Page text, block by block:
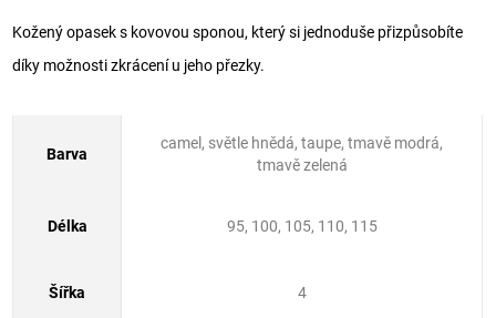
Kožený opasek s kovovou sponou, který si jednoduše přizpůsobíte
díky možnosti zkrácení u jeho přezky.
Barva
camel, světle hnědá, taupe, tmavě modrá,
tmavě zelená
Délka 95, 100, 105, 110, 115
Šířka 4